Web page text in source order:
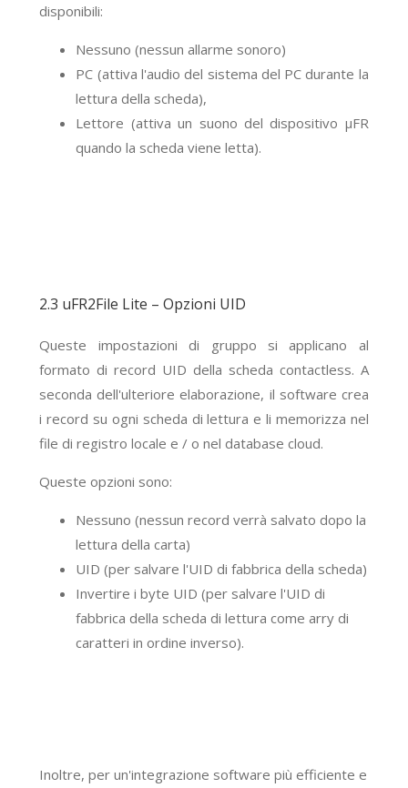
disponibili:
Nessuno (nessun allarme sonoro)
PC (attiva l'audio del sistema del PC durante la
lettura della scheda),
Lettore (attiva un suono del dispositivo μFR
quando la scheda viene letta).
2.3 uFR2File Lite – Opzioni UID
Queste impostazioni di gruppo si applicano al
formato di record UID della scheda contactless. A
seconda dell'ulteriore elaborazione, il software crea
i record su ogni scheda di lettura e li memorizza nel
file di registro locale e / o nel database cloud.
Queste opzioni sono:
Nessuno (nessun record verrà salvato dopo la
lettura della carta)
UID (per salvare l'UID di fabbrica della scheda)
Invertire i byte UID (per salvare l'UID di
fabbrica della scheda di lettura come arry di
caratteri in ordine inverso).
Inoltre, per un'integrazione software più efficiente e